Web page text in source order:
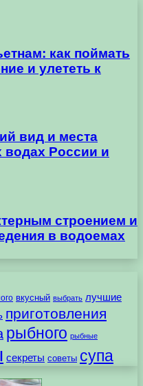
как поймать
и улететь к
вид и места
водах России и
строением и
в водоемах
вкусный выбрать лучшие
приготовления
рыбного рыбные
секреты советы супа